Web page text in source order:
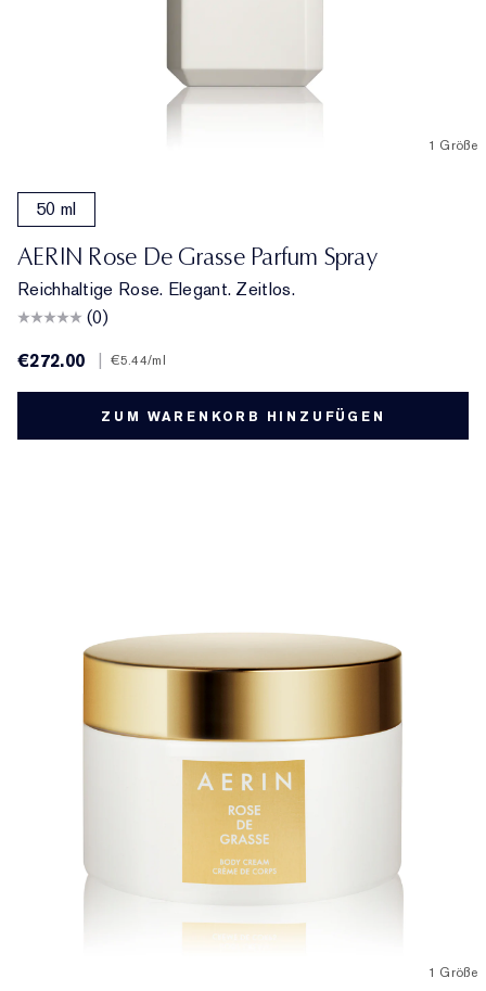
1 Größe
50 ml
AERIN Rose De Grasse Parfum Spray
Reichhaltige Rose. Elegant. Zeitlos.
(0)
€272.00
€5.44/ml
ZUM WARENKORB HINZUFÜGEN
1 Größe